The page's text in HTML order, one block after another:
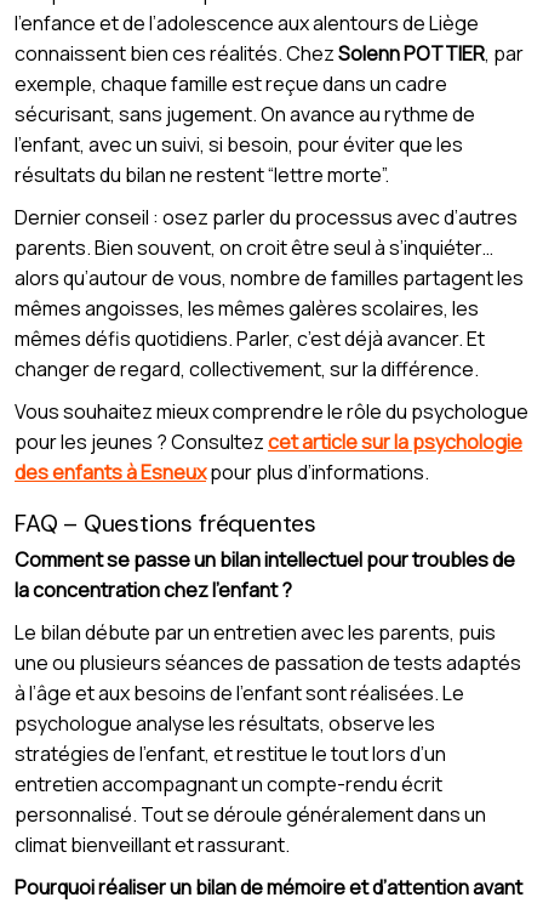
l’enfance et de l’adolescence aux alentours de Liège
connaissent bien ces réalités. ChezSolenn POTTIER, par
exemple, chaque famille est reçue dans un cadre
sécurisant, sans jugement. On avance au rythme de
l’enfant, avec un suivi, si besoin, pour éviter que les
résultats du bilan ne restent “lettre morte”.
Dernier conseil : osez parler du processus avec d’autres
parents. Bien souvent, on croit être seul à s’inquiéter…
alors qu’autour de vous, nombre de familles partagent les
mêmes angoisses, les mêmes galères scolaires, les
mêmes défis quotidiens. Parler, c’est déjà avancer. Et
changer de regard, collectivement, sur la différence.
Vous souhaitez mieux comprendre le rôle du psychologue
pour les jeunes ? Consultezcet article sur la psychologie
des enfants à Esneuxpour plus d’informations.
FAQ – Questions fréquentes
Comment se passe un bilan intellectuel pour troubles de
la concentration chez l’enfant ?
Le bilan débute par un entretien avec les parents, puis
une ou plusieurs séances de passation de tests adaptés
à l’âge et aux besoins de l’enfant sont réalisées. Le
psychologue analyse les résultats, observe les
stratégies de l’enfant, et restitue le tout lors d’un
entretien accompagnant un compte-rendu écrit
personnalisé. Tout se déroule généralement dans un
climat bienveillant et rassurant.
Pourquoi réaliser un bilan de mémoire et d’attention avant